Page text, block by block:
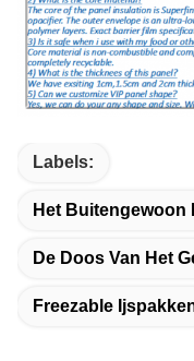
Labels:
Het Buitengewoon
De Doos Van Het
Freezable